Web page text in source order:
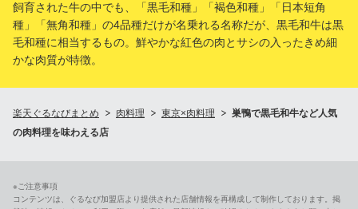
飼育された牛の中でも、「黒毛和種」「褐色和種」「日本短角
種」「無角和種」の4品種だけが名乗れる名称だが、黒毛和牛は黒
毛和種に相当するもの。鮮やかな紅色の肉とサシの入ったきめ細
かな肉質が特徴。
楽天ぐるなびまとめ 肉料理 東京×肉料理
巣鴨で黒毛和牛など人気
の肉料理を味わえる店
※ご注意事項
コンテンツは、ぐるなび加盟店より提供された店舗情報を再構成して制作しております。掲